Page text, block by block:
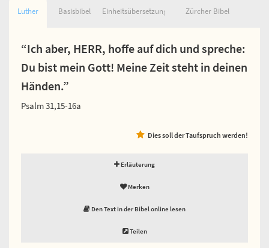
Luther Basisbibel Einheitsübersetzung Zürcher Bibel
“Ich aber, HERR, hoffe auf dich und spreche:
Du bist mein Gott! Meine Zeit steht in deinen
Händen.”
Psalm 31,15-16a
Dies soll der Taufspruch werden!
Erläuterung
Merken
Den Text in der Bibel online lesen
Teilen